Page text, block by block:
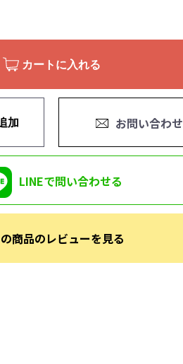
カートに入れる
加 お問い合わせ
LINEで問い合わせる
商品のレビューを見る